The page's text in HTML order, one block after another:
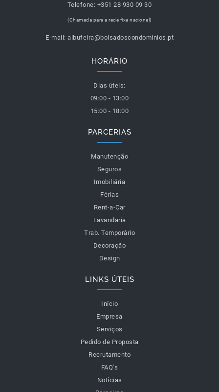
Telefone: +351 28 930 09 30
(Chamada para a rede fixa nacional)
E-mail: albufeira@bolsadoscondominios.pt
HORÁRIO
Dias úteis:
09:00 - 13:00
15:00 - 18:00
PARCERIAS
Manutenção
Seguros
Imobiliária
Férias
Rent-a-Car
Lavandaria
Trab. Temporário
Decoração
Design
LINKS ÚTEIS
Início
Empresa
Serviços
Pedido de Proposta
Recrutamento
FAQ's
Notícias